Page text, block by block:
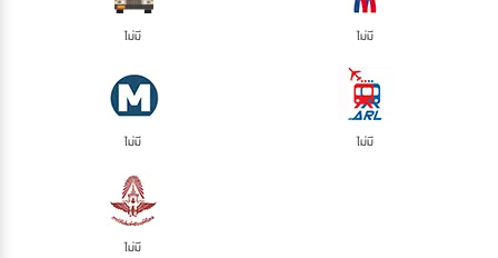
ไม่มี ไม่มี
ไม่มี ไม่มี
ไม่มี